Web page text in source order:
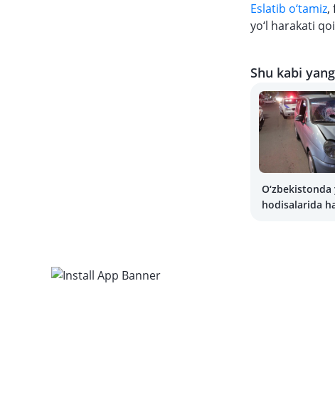
Eslatib o‘tamiz,
yo‘l harakati
Shu kabi
hodisalarida